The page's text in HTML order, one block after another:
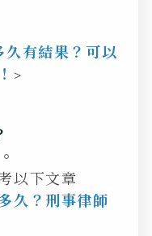
有結果？可以
>
以下文章
久？刑事律師